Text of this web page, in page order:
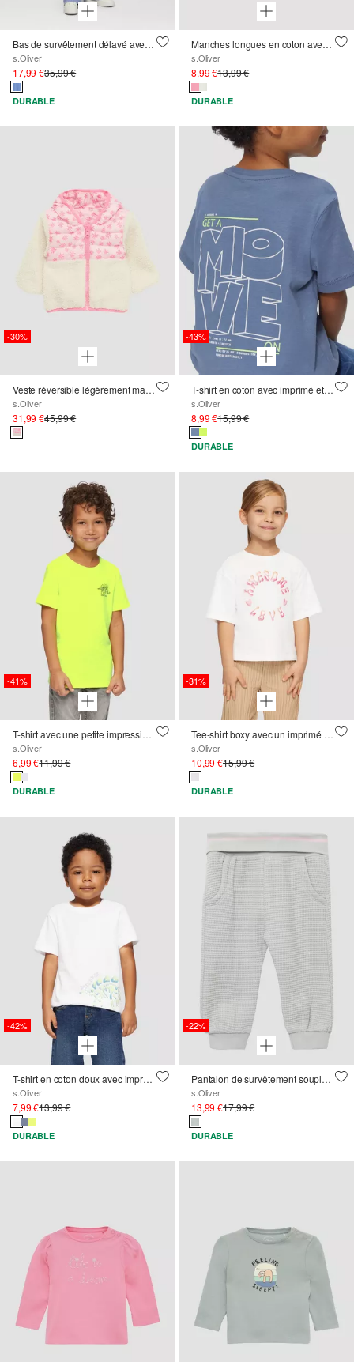
Bas de survêtement délavé avec jambe large et ceinture haute
s.Oliver
17,99 €35,99 €
DURABLE
Manches longues en coton avec impression sur le devant et ourlet roulé
s.Oliver
8,99 €13,99 €
DURABLE
-30%
Veste réversible légèrement matelassée avec matelassage et peluche nounours
s.Oliver
31,99 €45,99 €
-43%
T-shirt en coton avec imprimé et dos allongé
s.Oliver
8,99 €15,99 €
DURABLE
-41%
T-shirt avec une petite impression sur la poitrine
s.Oliver
6,99 €11,99 €
DURABLE
-31%
Tee-shirt boxy avec un imprimé en silicone
s.Oliver
10,99 €15,99 €
DURABLE
-42%
T-shirt en coton doux avec impression en silicone
s.Oliver
7,99 €13,99 €
DURABLE
-22%
Pantalon de survêtement souple à texture gaufrée
s.Oliver
13,99 €17,99 €
DURABLE